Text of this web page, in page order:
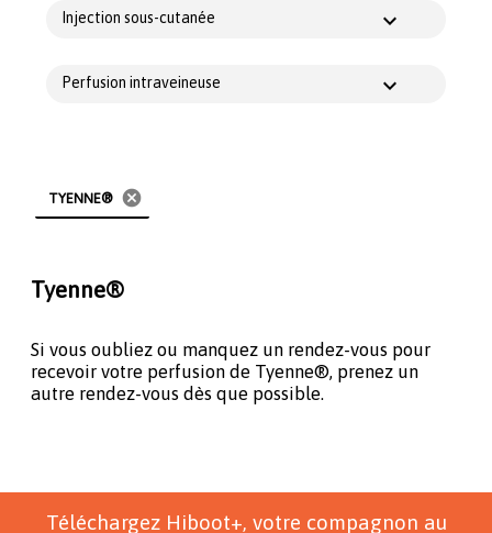
Injection sous-cutanée
Perfusion intraveineuse
TYENNE® cancel
Tyenne®
Si vous oubliez ou manquez un rendez-vous pour
recevoir votre perfusion de Tyenne®, prenez un
autre rendez-vous dès que possible.
Téléchargez Hiboot+, votre compagnon au